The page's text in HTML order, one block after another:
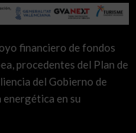
financiero de fondos
procedentes del Plan de
del Gobierno de
energética en su